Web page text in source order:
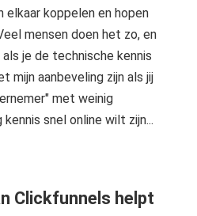
elkaar koppelen en hopen
mensen doen het zo, en
je de technische kennis
mijn aanbeveling zijn als jij
met weinig
snel online wilt zijn...
Clickfunnels helpt